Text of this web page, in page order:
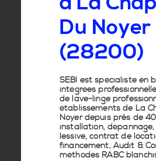
Du Noyer
(28200)
SEBI est spécialiste en
intégrées
de lave-linge
établissements de La
Noyerdepuis près de 40
installation,
lessive, contrat de
financement, Audit &
méthodes RABC